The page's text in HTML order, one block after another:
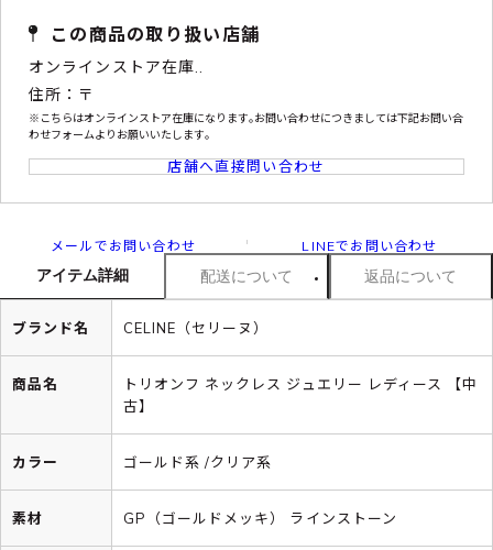
この商品の取り扱い店舗
オンラインストア在庫..
住所：〒
※こちらはオンラインストア在庫になります｡お問い合わせにつきましては下記お問い合
わせフォームよりお願いいたします｡
店舗へ直接問い合わせ
メールでお問い合わせ LINEでお問い合わせ
アイテム詳細 配送について 返品について
ブランド名 CELINE（セリーヌ）
商品名
トリオンフ ネックレス ジュエリー レディース 【中
古】
カラー ゴールド系 /クリア系
素材 GP（ゴールドメッキ） ラインストーン